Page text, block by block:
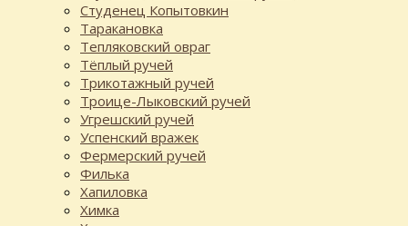
Студенец Копытовкин
Таракановка
Тепляковский овраг
Тёплый ручей
Трикотажный ручей
Троице-Лыковский ручей
Угрешский ручей
Успенский вражек
Фермерский ручей
Филька
Хапиловка
Химка